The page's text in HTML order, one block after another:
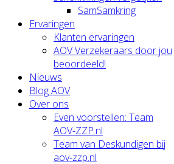
SamSamkring
Ervaringen
Klanten ervaringen
AOV Verzekeraars door jou
beoordeeld!
Nieuws
Blog AOV
Over ons
Even voorstellen: Team
AOV-ZZP.nl
Team van Deskundigen bij
aov-zzp.nl